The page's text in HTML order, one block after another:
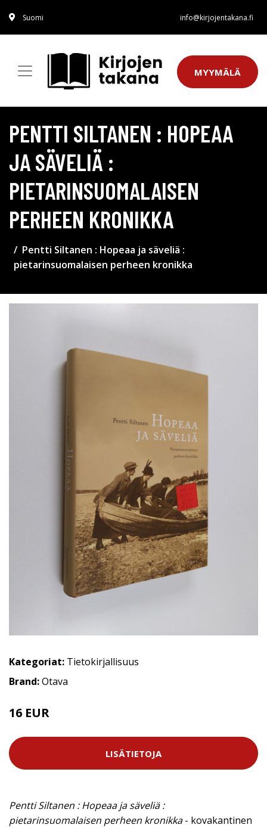
Suomi info@kirjojentakana.fi
MYYMÄLÄ
PENTTI SILTANEN : HOPEAA
JA SÄVELIÄ :
PIETARINSUOMALAISEN
PERHEEN KRONIKKA
Pentti Siltanen : Hopeaa ja säveliä :
pietarinsuomalaisen perheen kronikka
Kategoriat: Tietokirjallisuus
Brand:Otava
16 EUR
LISÄTIETOJA
Pentti Siltanen : Hopeaa ja säveliä :
pietarinsuomalaisen perheen kronikka- kovakantinen